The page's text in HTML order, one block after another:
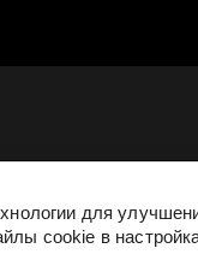
для
cookie в